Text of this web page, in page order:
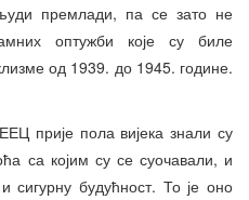
премлади, па се зато не
оптужби које су биле
од 1939. до 1945. године.
прије пола вијека знали су
са којим су се суочавали, и
сигурну будућност. То је оно